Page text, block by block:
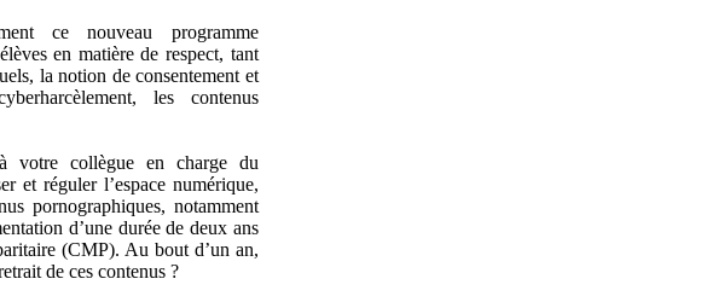
ce nouveau programme
en matière de respect, tant
la notion de consentement et
les contenus
votre collègue en charge du
et réguler l’espace numérique,
pornographiques, notamment
d’une durée de deux ans
(CMP). Au bout d’un an,
de ces contenus ?